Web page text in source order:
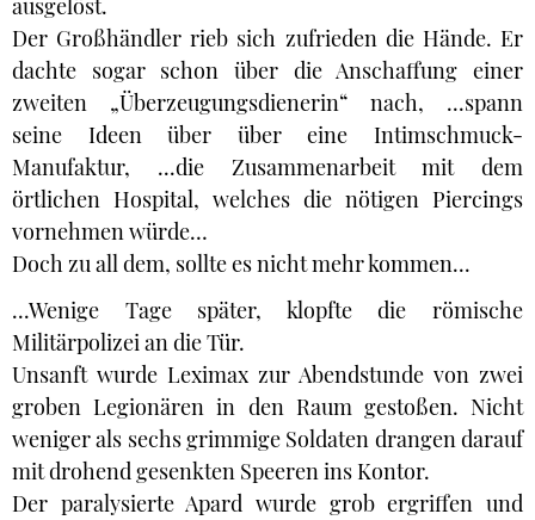
ausgelöst.
Der Großhändler rieb sich zufrieden die Hände. Er
dachte sogar schon über die Anschaffung einer
zweiten „Überzeugungsdienerin“ nach, ...spann
seine Ideen über über eine Intimschmuck-
Manufaktur, ...die Zusammenarbeit mit dem
örtlichen Hospital, welches die nötigen Piercings
vornehmen würde…
Doch zu all dem, sollte es nicht mehr kommen...
...Wenige Tage später, klopfte die römische
Militärpolizei an die Tür.
Unsanft wurde Leximax zur Abendstunde von zwei
groben Legionären in den Raum gestoßen. Nicht
weniger als sechs grimmige Soldaten drangen darauf
mit drohend gesenkten Speeren ins Kontor.
Der paralysierte Apard wurde grob ergriffen und